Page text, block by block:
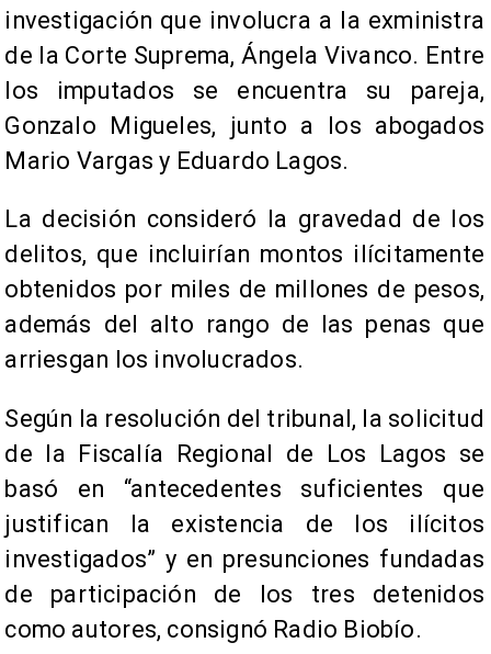
investigación que involucra a la exministra
de la Corte Suprema, Ángela Vivanco. Entre
los imputados se encuentra su pareja,
Gonzalo Migueles, junto a los abogados
Mario Vargas y Eduardo Lagos.
La decisión consideró la gravedad de los
delitos, que incluirían montos ilícitamente
obtenidos por miles de millones de pesos,
además del alto rango de las penas que
arriesgan los involucrados.
Según la resolución del tribunal, la solicitud
de la Fiscalía Regional de Los Lagos se
basó en “antecedentes suficientes que
justifican la existencia de los ilícitos
investigados” y en presunciones fundadas
de participación de los tres detenidos
como autores, consignó Radio Biobío.